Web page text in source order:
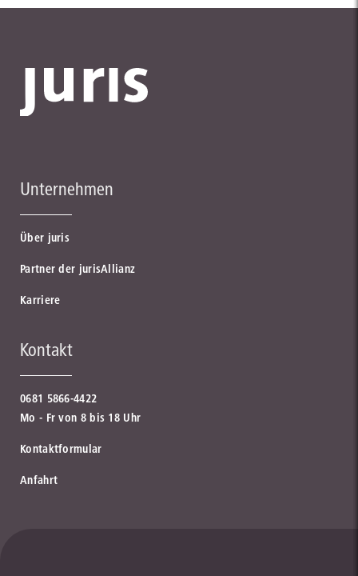
Unternehmen
Über juris
Partner der jurisAllianz
Karriere
Kontakt
0681 5866-4422
Mo - Fr von 8 bis 18 Uhr
Kontaktformular
Anfahrt